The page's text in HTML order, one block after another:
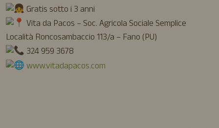
Gratis sotto i 3 anni
Vita da Pacos – Soc. Agricola Sociale Semplice
Località Roncosambaccio 113/a – Fano (PU)
324 959 3678
www.vitadapacos.com